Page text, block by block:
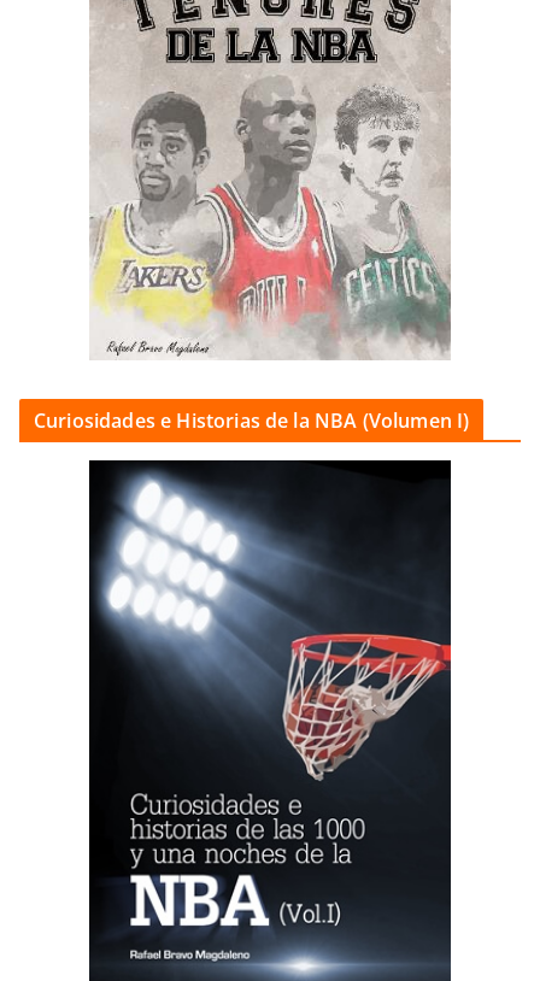
Curiosidades e Historias de la NBA (Volumen I)